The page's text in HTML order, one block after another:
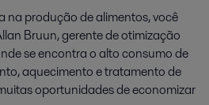
na produção de alimentos, você
Bruun, gerente de otimização
se encontra o alto consumo de
aquecimento e tratamento de
oportunidades de economizar